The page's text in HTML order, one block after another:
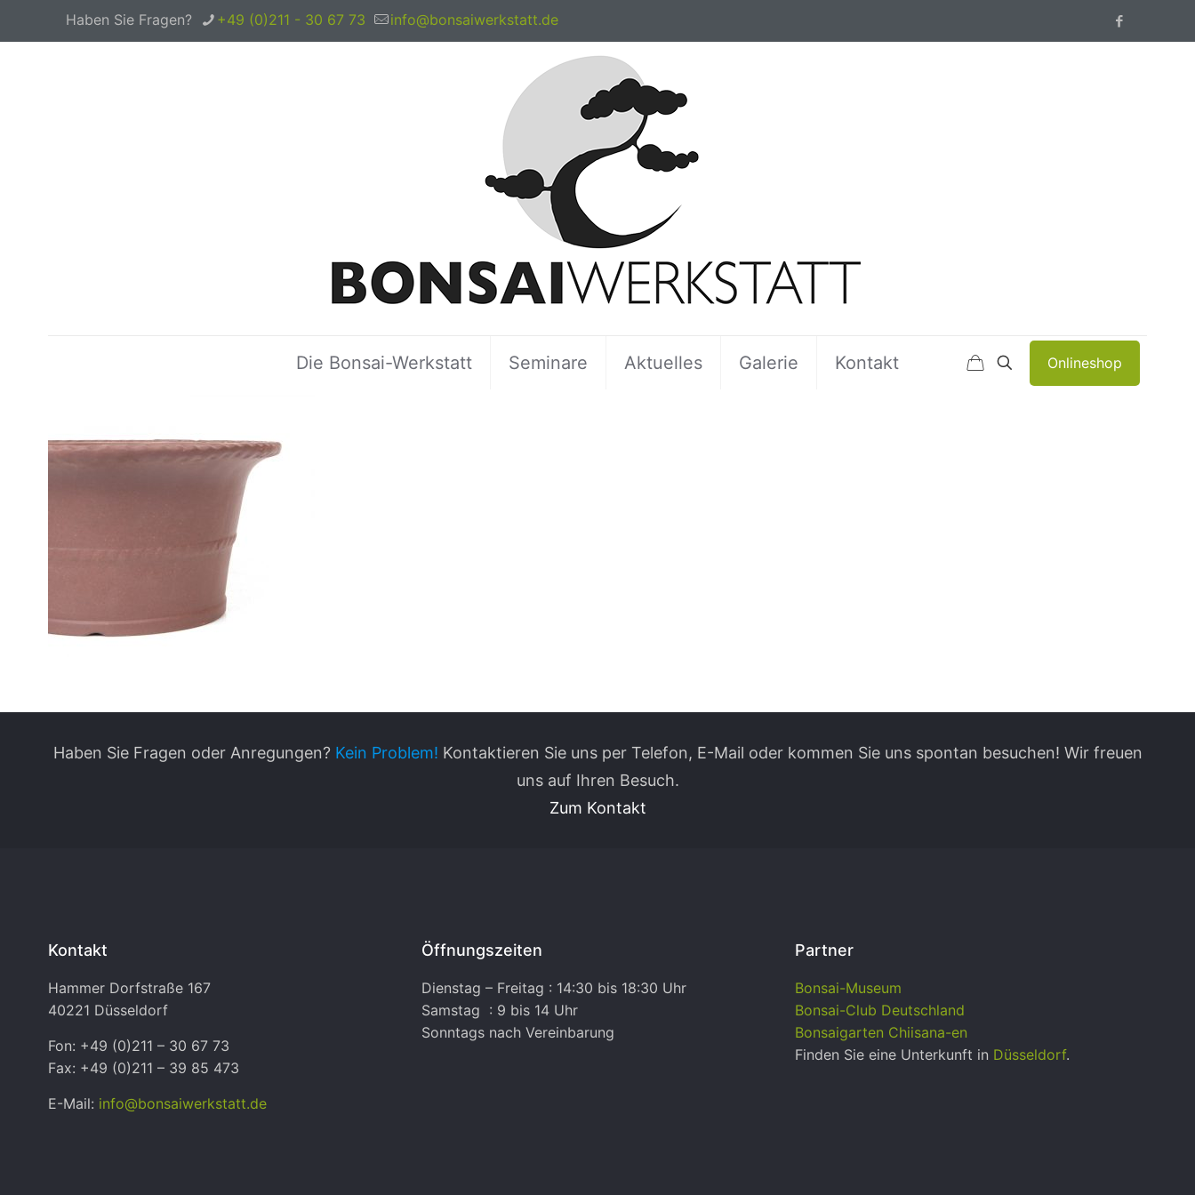
Haben Sie Fragen? +49 (0)211 - 30 67 73 info@bonsaiwerkstatt.de
Die Bonsai-Werkstatt Seminare Aktuelles Galerie Kontakt Onlineshop
Haben Sie Fragen oder Anregungen? Kein Problem! Kontaktieren Sie uns per Telefon, E-Mail oder kommen Sie uns spontan besuchen! Wir freuen
uns auf Ihren Besuch.
Zum Kontakt
Kontakt
Hammer Dorfstraße 167
40221 Düsseldorf
Fon: +49 (0)211 – 30 67 73
Fax: +49 (0)211 – 39 85 473
E-Mail: info@bonsaiwerkstatt.de
Öffnungszeiten
Dienstag – Freitag : 14:30 bis 18:30 Uhr
Samstag : 9 bis 14 Uhr
Sonntags nach Vereinbarung
Partner
Bonsai-Museum
Bonsai-Club Deutschland
Bonsaigarten Chiisana-en
Finden Sie eine Unterkunft in Düsseldorf.